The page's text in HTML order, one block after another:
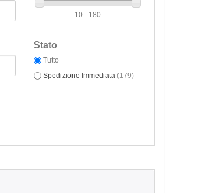
10 - 180
Stato
Tutto
Spedizione Immediata (179)